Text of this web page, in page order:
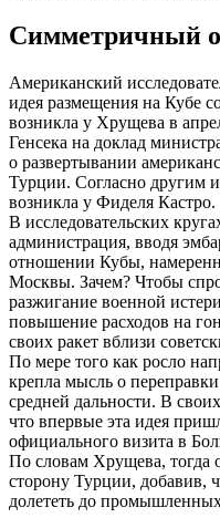
Симметричный
Американский
идея размещения на Кубе
возникла у Хрущева в
Генсека на доклад
о развертывании
Турции. Согласно другим
возникла у Фиделя Кастро.
В исследовательских
администрация, вводя
отношении Кубы,
Москвы. Зачем? Чтобы
разжигание военной
повышение расходов на
своих ракет вблизи
По мере того как росло
крепла мысль о
средней дальности. В
что впервые эта идея
официального визита в
По словам Хрущева, тогда
сторону Турции, добавив,
долететь до